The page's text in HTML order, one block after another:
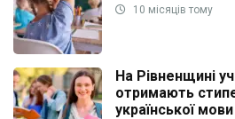
10 місяців тому
На Рівненщині
отримають
української мови